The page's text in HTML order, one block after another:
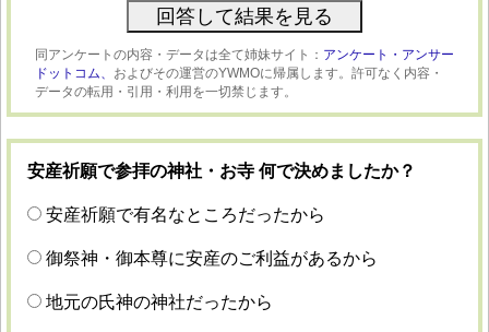
同アンケートの内容・データは全て姉妹サイト： アンケート・アンサー
ドットコム、 およびその運営のYWMOに帰属します。許可なく内容・
データの転用・引用・利用を一切禁じます。
安産祈願で参拝の神社・お寺 何で決めましたか？
安産祈願で有名なところだったから
御祭神・御本尊に安産のご利益があるから
地元の氏神の神社だったから